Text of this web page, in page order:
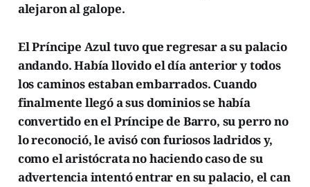
alejaron al galope.
El Príncipe Azul tuvo que regresar a su palacio
andando. Había llovido el día anterior y todos
los caminos estaban embarrados. Cuando
finalmente llegó a sus dominios se había
convertido en el Príncipe de Barro, su perro no
lo reconoció, le avisó con furiosos ladridos y,
como el aristócrata no haciendo caso de su
advertencia intentó entrar en su palacio, el can